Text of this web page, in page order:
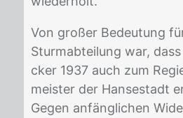
Von gro­ßer Be­deu­tung
Sturm­ab­tei­lung war,
cker 1937 auch zum
meis­ter der Han­se­stadt
Ge­gen an­fäng­li­chen